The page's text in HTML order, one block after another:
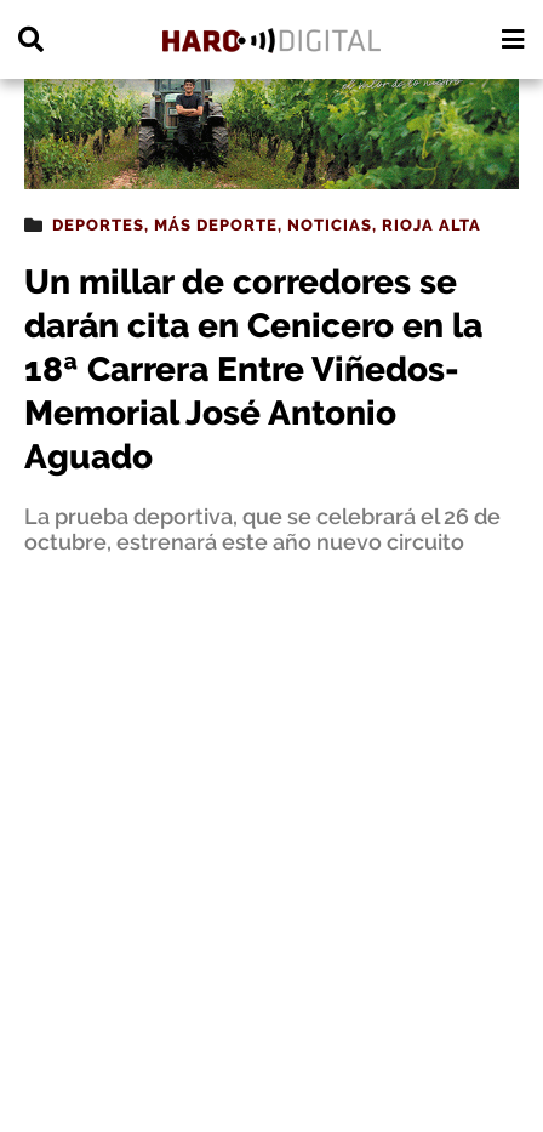
DEPORTES, MÁS DEPORTE, NOTICIAS, RIOJA ALTA
Un millar de corredores se
darán cita en Cenicero en la
18ª Carrera Entre Viñedos-
Memorial José Antonio
Aguado
La prueba deportiva, que se celebrará el 26 de
octubre, estrenará este año nuevo circuito